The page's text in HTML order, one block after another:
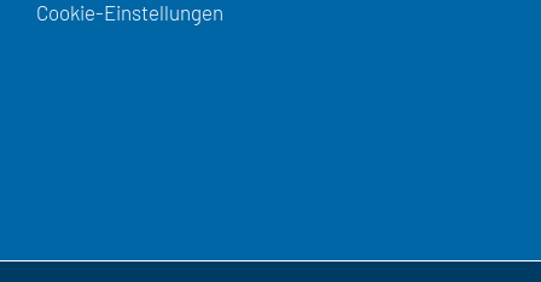
Cookie-Einstellungen